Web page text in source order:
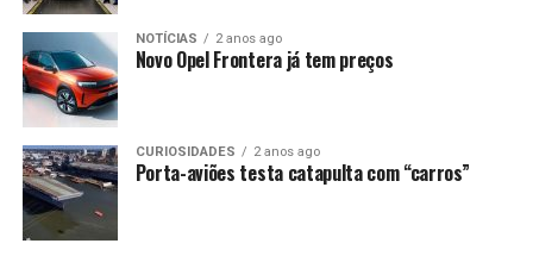
NOTÍCIAS 2 anos ago
Novo Opel Frontera já tem preços
CURIOSIDADES 2 anos ago
Porta-aviões testa catapulta com “carros”